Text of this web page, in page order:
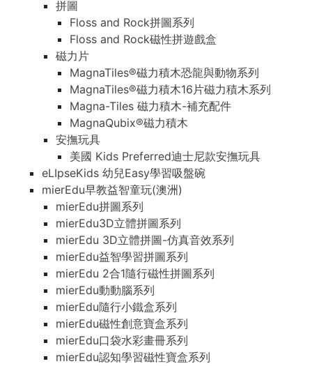
拼圖
Floss and Rock拼圖系列
Floss and Rock磁性拼遊戲盒
磁力片
MagnaTiles®磁力積木恐龍與動物系列
MagnaTiles®磁力積木16片磁力積木系列
Magna-Tiles 磁力積木-補充配件
MagnaQubix®磁力積木
安撫玩具
美國 Kids Preferred迪士尼款安撫玩具
eLIpseKids 幼兒Easy學習吸盤碗
mierEdu早教益智童玩(澳洲)
mierEdu拼圖系列
mierEdu3D立體拼圖系列
mierEdu 3D立體拼圖-仿真音效系列
mierEdu益智學習拼圖系列
mierEdu 2合1隨行磁性拼圖系列
mierEdu動動腦系列
mierEdu隨行小鐵盒系列
mierEdu磁性創意寶盒系列
mierEdu口袋水彩畫冊系列
mierEdu認知學習磁性寶盒系列